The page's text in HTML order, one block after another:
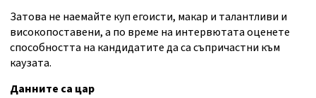
Затова не наемайте куп егоисти, макар и талантливи и
високопоставени, а по време на интервютата оценете
способността на кандидатите да са съпричастни към
каузата.
Данните са цар